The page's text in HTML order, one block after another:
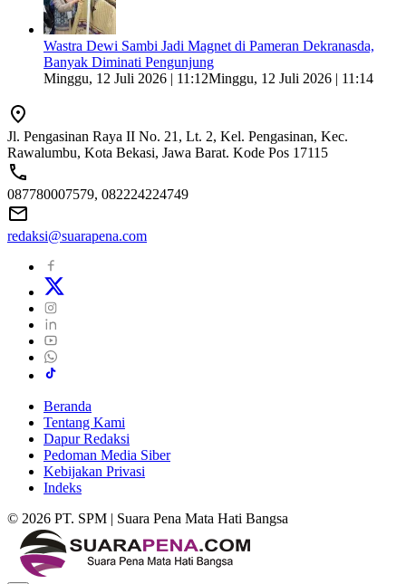
Wastra Dewi Sambi Jadi Magnet di Pameran Dekranasda,
Banyak Diminati Pengunjung
Minggu, 12 Juli 2026 | 11:12Minggu, 12 Juli 2026 | 11:14
Jl. Pengasinan Raya II No. 21, Lt. 2, Kel. Pengasinan, Kec.
Rawalumbu, Kota Bekasi, Jawa Barat. Kode Pos 17115
087780007579, 082224224749
redaksi@suarapena.com
Beranda
Tentang Kami
Dapur Redaksi
Pedoman Media Siber
Kebijakan Privasi
Indeks
© 2026 PT. SPM | Suara Pena Mata Hati Bangsa